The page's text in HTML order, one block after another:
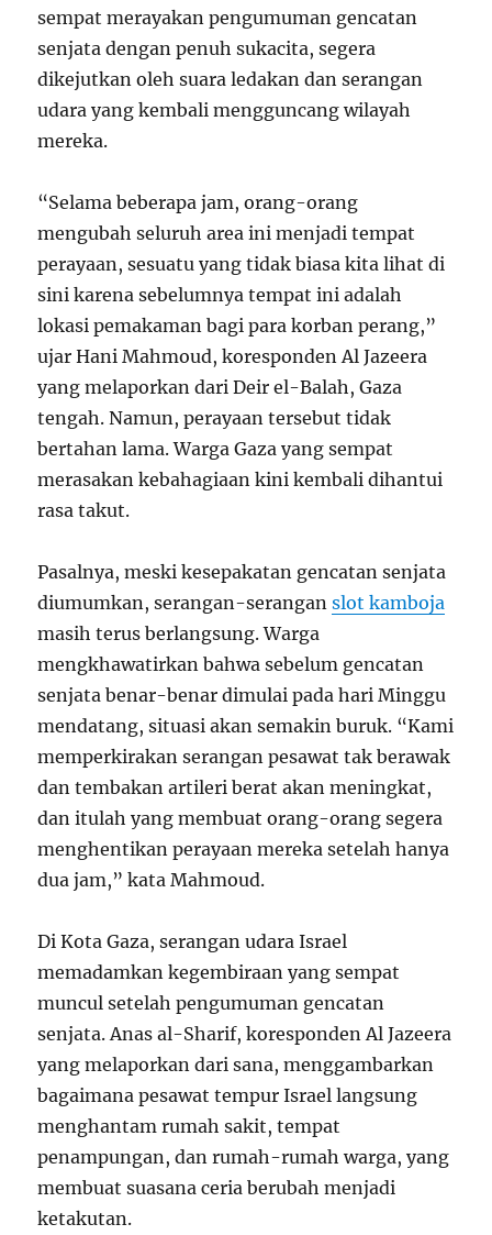
sempat merayakan pengumuman gencatan
senjata dengan penuh sukacita, segera
dikejutkan oleh suara ledakan dan serangan
udara yang kembali mengguncang wilayah
mereka.
“Selama beberapa jam, orang-orang
mengubah seluruh area ini menjadi tempat
perayaan, sesuatu yang tidak biasa kita lihat di
sini karena sebelumnya tempat ini adalah
lokasi pemakaman bagi para korban perang,”
ujar Hani Mahmoud, koresponden Al Jazeera
yang melaporkan dari Deir el-Balah, Gaza
tengah. Namun, perayaan tersebut tidak
bertahan lama. Warga Gaza yang sempat
merasakan kebahagiaan kini kembali dihantui
rasa takut.
Pasalnya, meski kesepakatan gencatan senjata
diumumkan, serangan-seranganslot kamboja
masih terus berlangsung. Warga
mengkhawatirkan bahwa sebelum gencatan
senjata benar-benar dimulai pada hari Minggu
mendatang, situasi akan semakin buruk. “Kami
memperkirakan serangan pesawat tak berawak
dan tembakan artileri berat akan meningkat,
dan itulah yang membuat orang-orang segera
menghentikan perayaan mereka setelah hanya
dua jam,” kata Mahmoud.
Di Kota Gaza, serangan udara Israel
memadamkan kegembiraan yang sempat
muncul setelah pengumuman gencatan
senjata. Anas al-Sharif, koresponden Al Jazeera
yang melaporkan dari sana, menggambarkan
bagaimana pesawat tempur Israel langsung
menghantam rumah sakit, tempat
penampungan, dan rumah-rumah warga, yang
membuat suasana ceria berubah menjadi
ketakutan.